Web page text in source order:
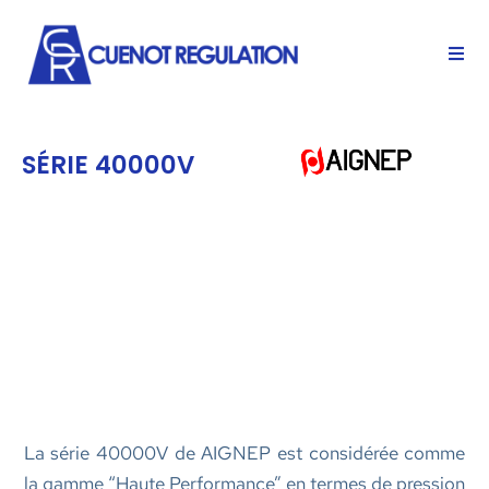
SÉRIE 40000V
La série 40000V de AIGNEP est considérée comme
la gamme “Haute Performance” en termes de pression